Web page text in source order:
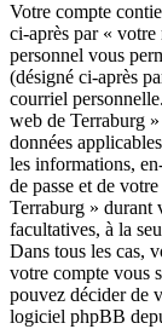
Votre compte
ci-après par « votre
personnel vous
(désigné ci-après
courriel
web de Terraburg
données
les informations,
de passe et de
Terraburg » durant
facultatives, à la
Dans tous les cas,
votre compte vous
pouvez décider de
logiciel phpBB